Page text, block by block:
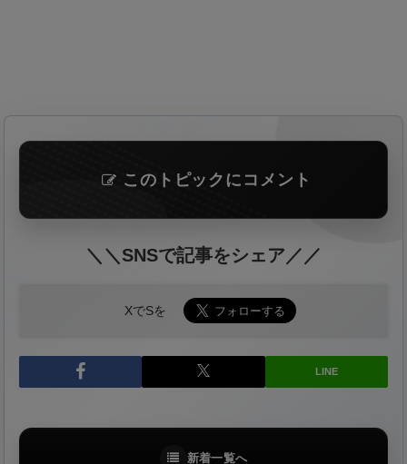
このトピックにコメント
＼＼SNSで記事をシェア／／
XでSを
LINE
新着一覧へ